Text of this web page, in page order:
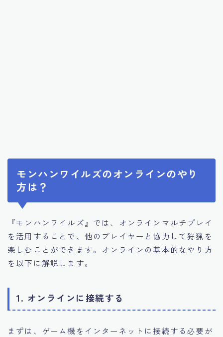
モンハンワイルズのオンラインのやり
方は？
『モンハンワイルズ』では、オンラインマルチプレイ
を活用することで、他のプレイヤーと協力して狩猟を
楽しむことができます。オンラインの基本的なやり方
を以下に解説します。
1. オンラインに接続する
まずは、ゲーム機をインターネットに接続する必要が